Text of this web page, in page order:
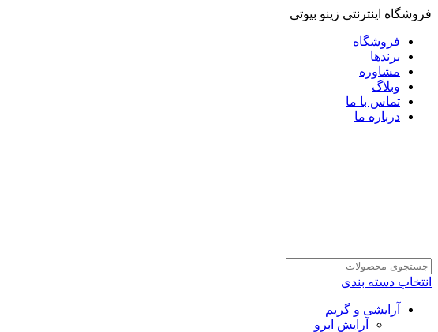
فروشگاه اینترنتی زینو بیوتی
فروشگاه
برندها
مشاوره
وبلاگ
تماس با ما
درباره ما
انتخاب دسته بندی
آرایشی و گریم
آرایش ابرو